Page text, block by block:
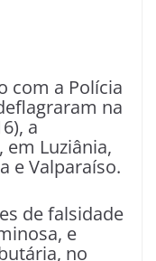
com a Polícia
na
a
Luziânia,
e Valparaíso.
de falsidade
e
no